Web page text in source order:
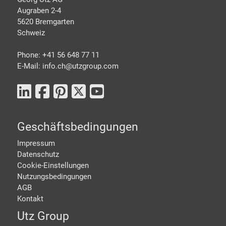
Augraben 2-4
5620 Bremgarten
Schweiz
Phone: +41 56 648 77 11
E-Mail: info.ch@utzgroup.com
Geschäftsbedingungen
Impressum
Datenschutz
Cookie-Einstellungen
Nutzungsbedingungen
AGB
Kontakt
Utz Group